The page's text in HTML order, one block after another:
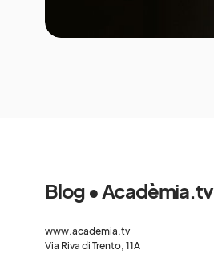
Blog • Acadèmia.tv
www.academia.tv
Via Riva di Trento, 11A